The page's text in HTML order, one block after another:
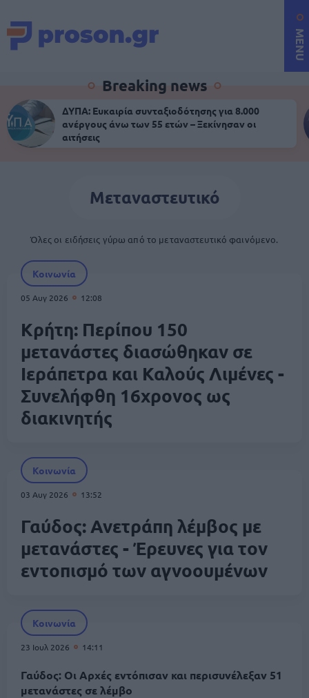
MENU
Breaking news
ΔΥΠΑ: Ευκαιρία συνταξιοδότησης για 8.000
ανέργους άνω των 55 ετών – Ξεκίνησαν οι
αιτήσεις
Μεταναστευτικό
Όλες οι ειδήσεις γύρω από το μεταναστευτικό φαινόμενο.
Κοινωνία
05 Αυγ 2026 12:08
Κρήτη: Περίπου 150
μετανάστες διασώθηκαν σε
Ιεράπετρα και Καλούς Λιμένες -
Συνελήφθη 16χρονος ως
διακινητής
Κοινωνία
03 Αυγ 2026 13:52
Γαύδος: Ανετράπη λέμβος με
μετανάστες - Έρευνες για τον
εντοπισμό των αγνοουμένων
Κοινωνία
23 Ιουλ 2026 14:11
Γαύδος: Οι Αρχές εντόπισαν και περισυνέλεξαν 51
μετανάστες σε λέμβο